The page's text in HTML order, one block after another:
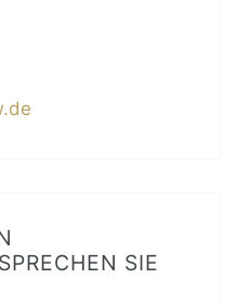
SIE